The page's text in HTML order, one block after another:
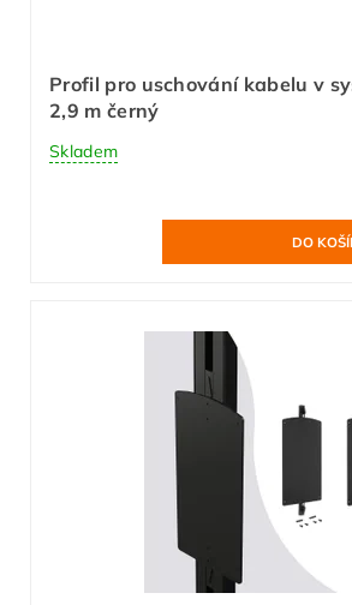
Profil pro uschování kabelu v
2,9 m černý
Skladem